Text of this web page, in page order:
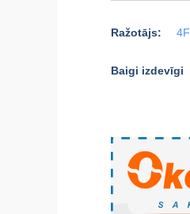
Ražotājs: 4F
Baigi izdevīgi